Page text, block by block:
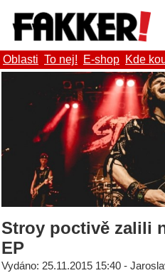
Oblasti To nej! E-shop Kde
Stroy poctivě zalili
EP
Vydáno: 25.11.2015 15:40 -